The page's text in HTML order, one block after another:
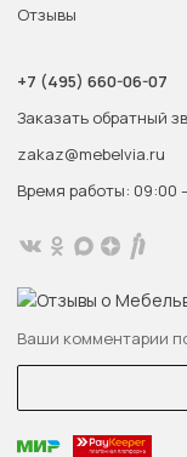
Отзывы
+7 (495) 660-06-07
Заказать обратный
zakaz@mebelvia.ru
Время работы: 09:00
Ваши комментарии